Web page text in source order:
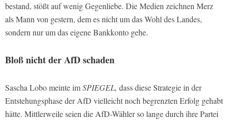
bestand, stößt auf wenig Gegenliebe. Die Medien zeichnen Merz
als Mann von gestern, dem es nicht um das Wohl des Landes,
sondern nur um das eigene Bankkonto gehe.
Bloß nicht der AfD schaden
Sascha Lobo meinte imSPIEGEL, dass diese Strategie in der
Entstehungsphase der AfD vielleicht noch begrenzten Erfolg gehabt
hätte. Mittlerweile seien die AfD-Wähler so lange durch ihre Partei